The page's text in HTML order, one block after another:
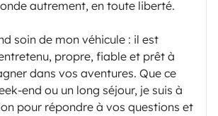
autrement, en toute liberté.
soin de mon véhicule : il est
propre, fiable et prêt à
dans vos aventures. Que ce
end ou un long séjour, je suis à
pour répondre à vos questions et